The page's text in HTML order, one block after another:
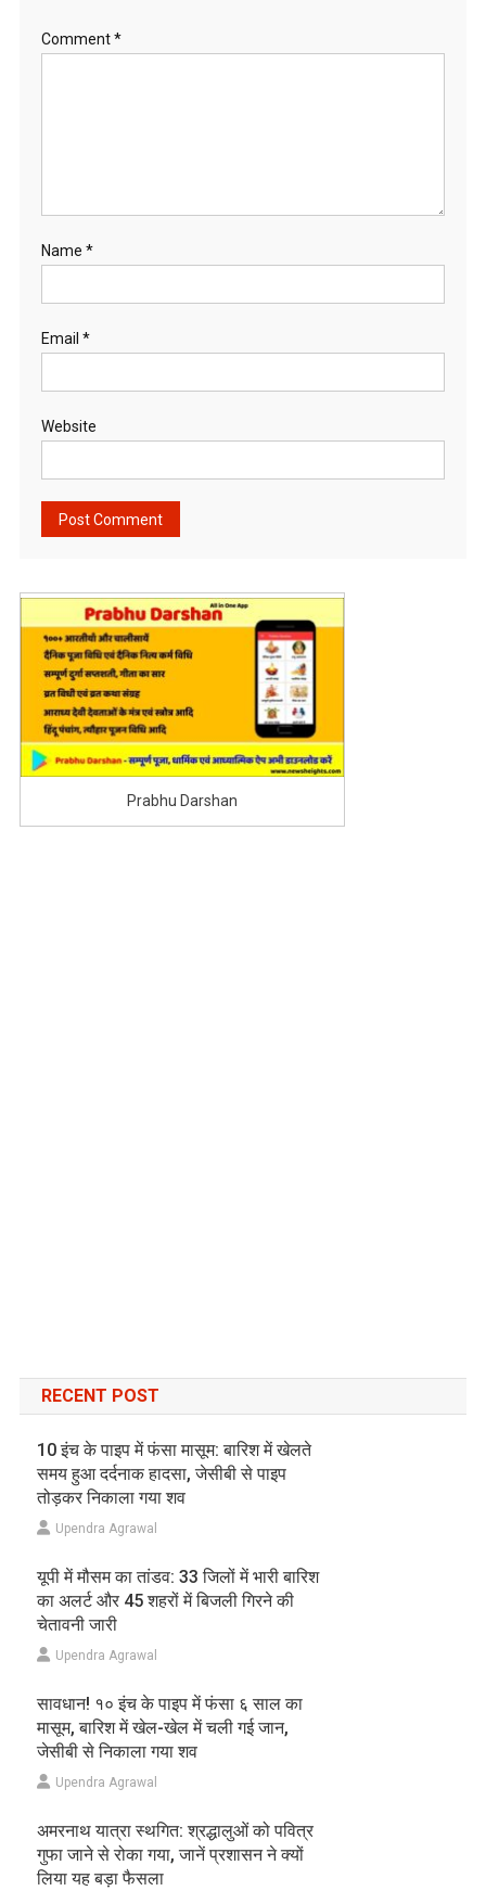
Comment*
Name *
Email *
Website
Prabhu Darshan
RECENT POST
10 इंच के पाइप में फंसा मासूम: बारिश में खेलते
समय हुआ दर्दनाक हादसा, जेसीबी से पाइप
तोड़कर निकाला गया शव
Upendra Agrawal
यूपी में मौसम का तांडव: 33 जिलों में भारी बारिश
का अलर्ट और 45 शहरों में बिजली गिरने की
चेतावनी जारी
Upendra Agrawal
सावधान! १० इंच के पाइप में फंसा ६ साल का
मासूम, बारिश में खेल-खेल में चली गई जान,
जेसीबी से निकाला गया शव
Upendra Agrawal
अमरनाथ यात्रा स्थगित: श्रद्धालुओं को पवित्र
गुफा जाने से रोका गया, जानें प्रशासन ने क्यों
लिया यह बड़ा फैसला